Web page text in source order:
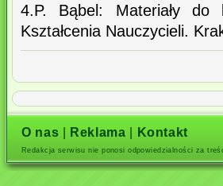
4.P. Bąbel: Materiały do
Kształcenia Nauczycieli.
O nas Reklama Kontakt
Redakcja serwisu nie ponosi odpowiedzialności za